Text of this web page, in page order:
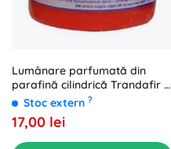
Lumânare parfumată din
parafină cilindrică Trandafir 6
× 11,1 cm
Stoc extern ?
17,00 lei